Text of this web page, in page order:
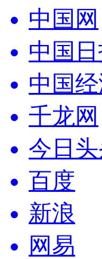
中国网
中国
中国
千龙网
今日
百度
新浪
网易